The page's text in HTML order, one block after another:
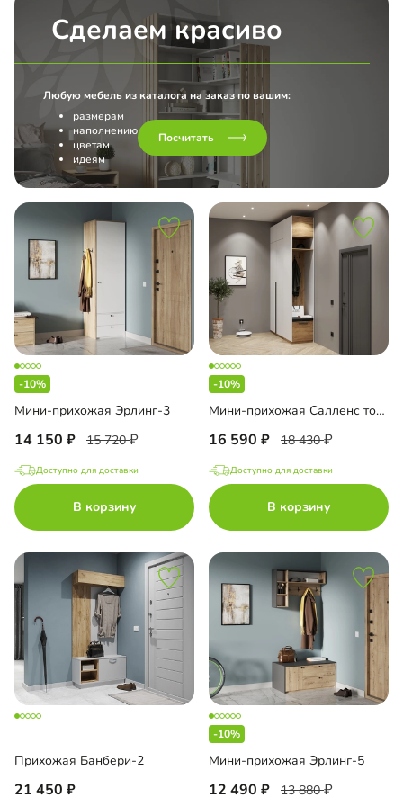
Сделаем красиво
Любую мебель из каталога на заказ по вашим:
размерам
наполнению
цветам
идеям
Посчитать
-10%
Мини-прихожая Эрлинг-3
14 150 15 720
Доступно для доставки
В корзину
-10%
Мини-прихожая Салленс торцевая с антресолью
16 590 18 430
Доступно для доставки
В корзину
Прихожая Банбери-2
21 450
-10%
Мини-прихожая Эрлинг-5
12 490 13 880